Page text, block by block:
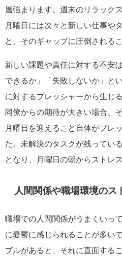
層強まります。週末のリラック
月曜日には次々と新しい仕事や
と、そのギャップに圧倒される
新しい課題や責任に対する不安
できるか」「失敗しないか」と
に対するプレッシャーから生じ
同僚からの期待が大きい場合、
月曜日を迎えること自体がプレ
た、未解決のタスクが残ってい
となり、月曜日の朝からストレ
人間関係や職場環境のス
職場での人間関係がうまくいっ
に憂鬱に感じられることが多い
ブルがあると、それに直面する